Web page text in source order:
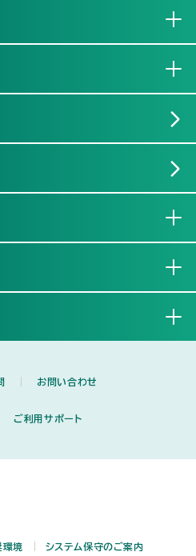
お問い合わせ
ご利用サポート
環境 システム保守のご案内